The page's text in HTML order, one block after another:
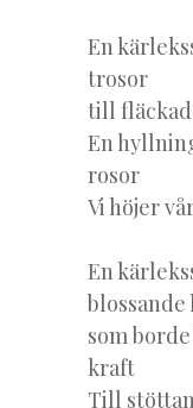
En
trosor
till
En
rosor
Vi höjer
En
som
kraft
Till